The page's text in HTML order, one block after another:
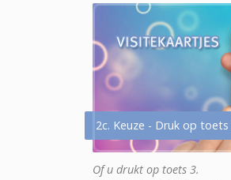
2c. Keuze - Druk op toets
Of u drukt op toets 3.